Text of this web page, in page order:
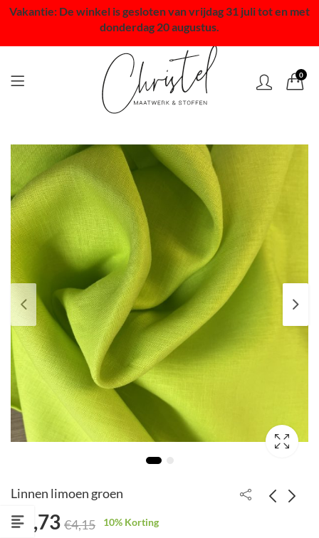
Vakantie: De winkel is gesloten van vrijdag 31 juli tot en met
donderdag 20 augustus.
0
Linnen limoen groen
€3,73 €4,15 10% Korting